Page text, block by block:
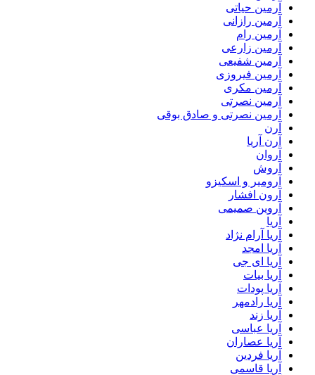
آرمین حیاتی
آرمین رازانی
آرمین رام
آرمین زارعی
آرمین شفیعی
آرمین فیروزی
آرمین مکری
آرمین نصرتی
آرمین نصرتی و صادق بوقی
آرن
آرن آریا
آروان
آروش
آرومیر و اسکیزو
آرون افشار
آروین صمیمی
آریا
آریا آرام نژاد
آریا امجد
آریا ای جی
آریا بیات
آریا پودات
آریا رادمهر
آریا زند
آریا عباسی
آریا عصاران
آریا فردین
آریا قاسمی